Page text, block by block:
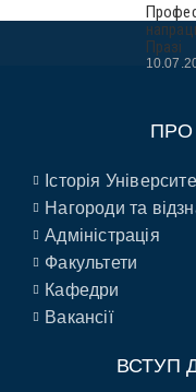
Празі
ПРО
Історія
Нагороди та
Адміністрація
Факультети
Кафедри
Вакансії
ВСТУП